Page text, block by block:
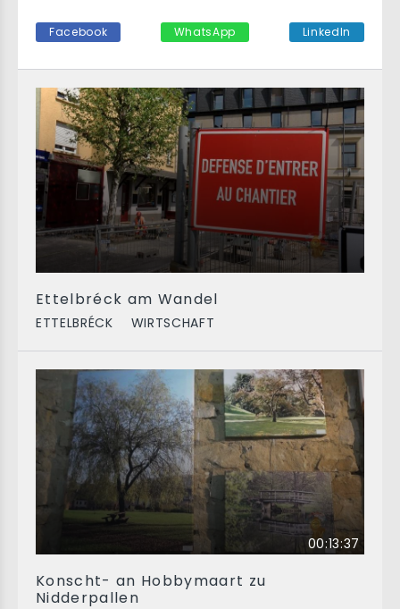
Ettelbréck am Wandel
ETTELBRÉCK WIRTSCHAFT
00:13:37
Konscht- an Hobbymaart zu
Nidderpallen
Facebook WhatsApp LinkedIn